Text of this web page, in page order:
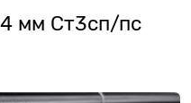
мм Ст3сп/пс